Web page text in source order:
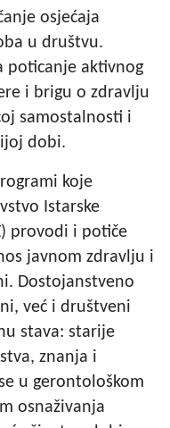
osjećaja
u društvu.
poticanje aktivnog
i brigu o zdravlju
samostalnosti i
dobi.
koje
Istarske
provodi i potiče
javnom zdravlju i
Dostojanstveno
već i društveni
stava: starije
znanja i
u gerontološkom
osnaživanja